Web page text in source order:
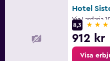
Hotel
Via Lardaria
8,3
3
912 kr
Visa